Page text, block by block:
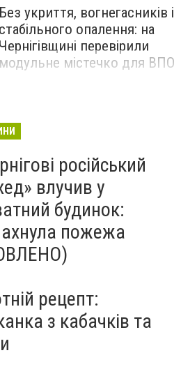
Без укриття, вогнегасників і
стабільного опалення: на
Чернігівщині перевірили
модульне містечко для ВПО
російський
влучив у
будинок:
пожежа
рецепт:
з кабачків та